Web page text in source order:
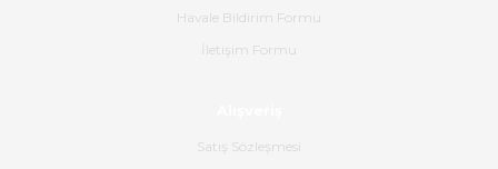
Ürünün kodu XDR-240e-24 yeni
Havale Bildirim Formu
İletişim Formu
Satış Sözleşmesi